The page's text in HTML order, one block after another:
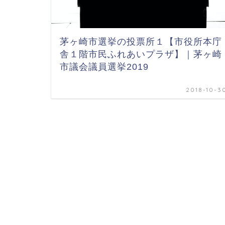
茅ヶ崎市選挙の投票所１【市役所本庁
舎１階市民ふれあいプラザ】｜茅ヶ崎
市議会議員選挙2019
2018-10-